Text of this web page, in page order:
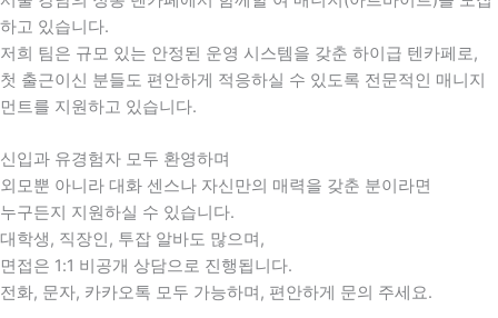
하고 있습니다.
저희 팀은 규모 있는 안정된 운영 시스템을 갖춘 하이급 텐카페로,
첫 출근이신 분들도 편안하게 적응하실 수 있도록 전문적인 매니지
먼트를 지원하고 있습니다.
신입과 유경험자 모두 환영하며
외모뿐 아니라 대화 센스나 자신만의 매력을 갖춘 분이라면
누구든지 지원하실 수 있습니다.
대학생, 직장인, 투잡 알바도 많으며,
면접은 1:1 비공개 상담으로 진행됩니다.
전화, 문자, 카카오톡 모두 가능하며, 편안하게 문의 주세요.